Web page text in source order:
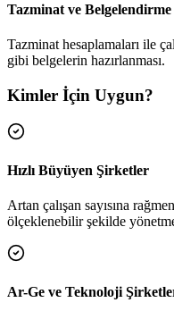
Tazminat ve Belgelendirme
Tazminat hesaplamaları ile
gibi belgelerin hazırlanması.
Kimler İçin Uygun?
Hızlı Büyüyen Şirketler
Artan çalışan sayısına
ölçeklenebilir şekilde
Ar-Ge ve Teknoloji